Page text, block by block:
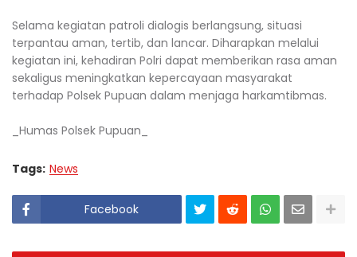
Selama kegiatan patroli dialogis berlangsung, situasi
terpantau aman, tertib, dan lancar. Diharapkan melalui
kegiatan ini, kehadiran Polri dapat memberikan rasa aman
sekaligus meningkatkan kepercayaan masyarakat
terhadap Polsek Pupuan dalam menjaga harkamtibmas.
_Humas Polsek Pupuan_
Tags: News
Facebook